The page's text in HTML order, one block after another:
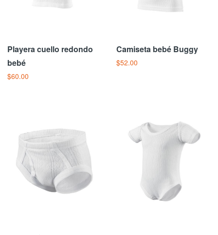
Playera cuello redondo
bebé
$60.00Añadir Al Carrito
Camiseta bebé Buggy
$52.00